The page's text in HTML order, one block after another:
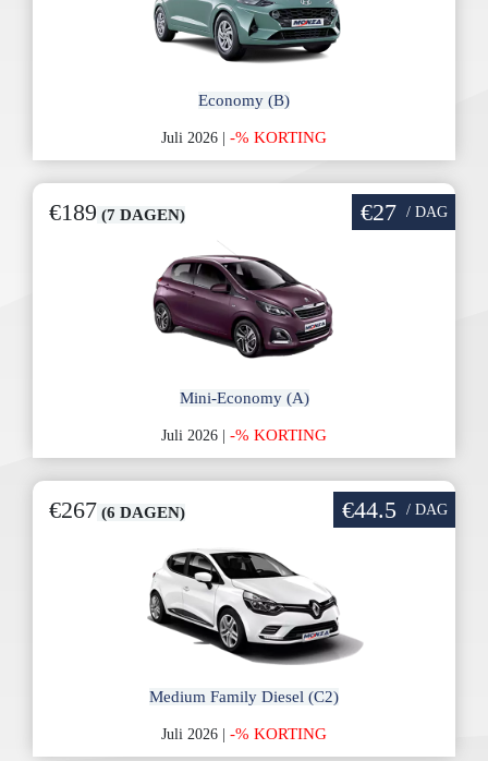
Economy (B)
Juli 2026 | -% KORTING
€189 (7 DAGEN) €27 / DAG
Mini-Economy (A)
Juli 2026 | -% KORTING
€267 (6 DAGEN) €44.5 / DAG
Medium Family Diesel (C2)
Juli 2026 | -% KORTING